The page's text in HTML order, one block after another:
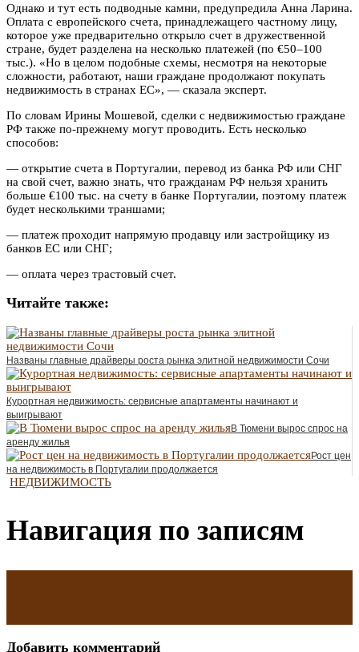
Однако и тут есть подводные камни, предупредила Анна Ларина.
Оплата с европейского счета, принадлежащего частному лицу,
которое уже предварительно открыло счет в дружественной
стране, будет разделена на несколько платежей (по €50–100
тыс.). «Но в целом подобные схемы, несмотря на некоторые
сложности, работают, наши граждане продолжают покупать
недвижимость в странах ЕС», — сказала эксперт.
По словам Ирины Мошевой, сделки с недвижимостью граждане
РФ также по-прежнему могут проводить. Есть несколько
способов:
— открытие счета в Португалии, перевод из банка РФ или СНГ
на свой счет, важно знать, что гражданам РФ нельзя хранить
больше €100 тыс. на счету в банке Португалии, поэтому платеж
будет несколькими траншами;
— платеж проходит напрямую продавцу или застройщику из
банков ЕС или СНГ;
— оплата через трастовый счет.
Читайте также:
Названы главные драйверы роста рынка элитной недвижимости Сочи
Курортная недвижимость: сервисные апартаменты начинают и
выигрывают
В Тюмени вырос спрос на
аренду жилья
Рост цен
на недвижимость в Португалии продолжается
НЕДВИЖИМОСТЬ
Навигация по записям
Добавить комментарий